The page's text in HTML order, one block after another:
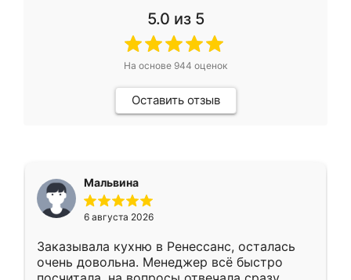
5.0 из 5
На основе 944 оценок
Оставить отзыв
Мальвина
6 августа 2026
Заказывала кухню в Ренессанс, осталась
очень довольна. Менеджер всё быстро